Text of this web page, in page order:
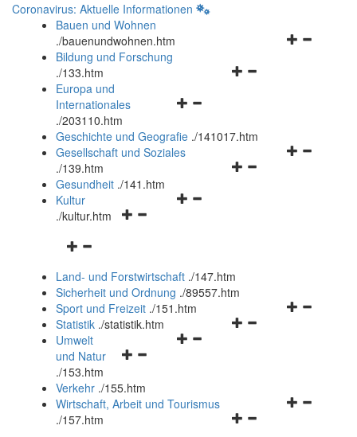
Coronavirus: Aktuelle Informationen
Bauen und Wohnen
./bauenundwohnen.htm
Navigationsmenü
Bildung und Forschung
./133.htm
Navigationsmenü
und
schließen
Europa und
Internationales
./203110.htm
Geschichte und Geografie ./141017.htm
Navigationsmenü
Gesellschaft und Soziales
./139.htm
Navigationsmenü
Gesundheit ./141.htm
Navigationsmenü
Kultur
./kultur.htm
Navigationsmenü
und
schließen
Land- und Forstwirtschaft ./147.htm
Sicherheit und Ordnung ./89557.htm
Navigationsmenü
Sport und Freizeit ./151.htm
Navigationsmenü
Statistik ./statistik.htm
Navigationsmenü
und
schließen
Umwelt
und Natur
./153.htm
Verkehr ./155.htm
Navigationsmenü
Wirtschaft, Arbeit und Tourismus
./157.htm